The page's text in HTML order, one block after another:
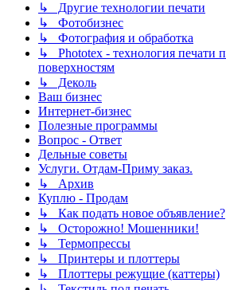
↳ Другие технологии печати
↳ Фотобизнес
↳ Фотография и обработка
↳ Phototex - технология печати
поверхностям
↳ Деколь
Ваш бизнес
Интернет-бизнес
Полезные программы
Вопрос - Ответ
Дельные советы
Услуги. Отдам-Приму заказ.
↳ Архив
Куплю - Продам
↳ Как подать новое объявление?
↳ Осторожно! Мошенники!
↳ Термопрессы
↳ Принтеры и плоттеры
↳ Плоттеры режущие (каттеры)